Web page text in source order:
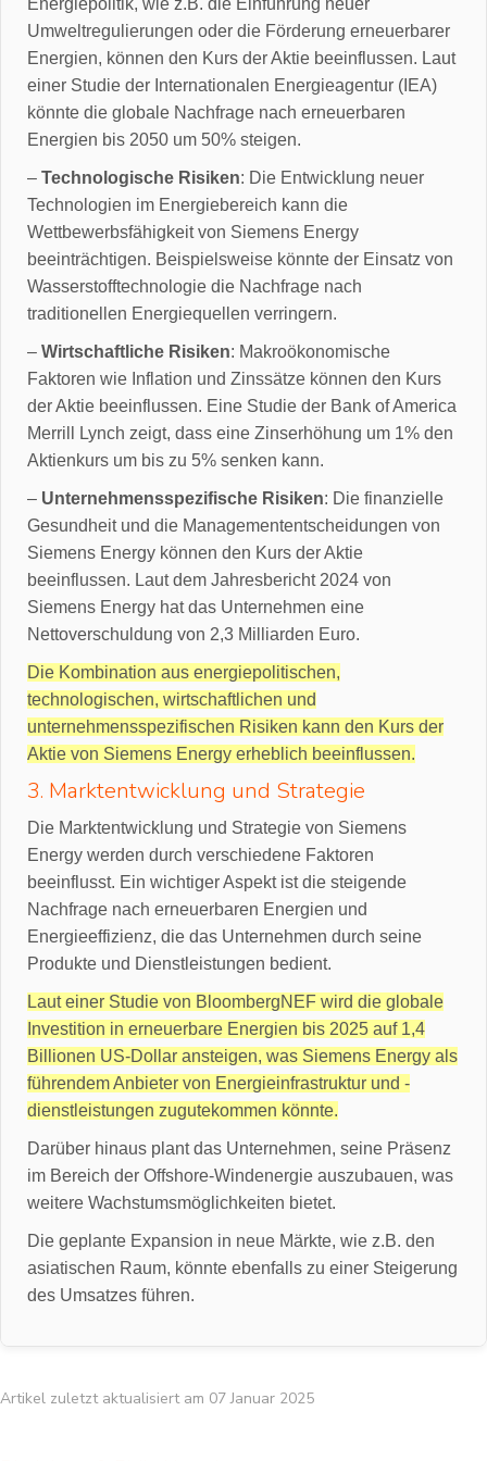
Umweltregulierungen oder die Förderung erneuerbarer
Energien, können den Kurs der Aktie beeinflussen. Laut
einer Studie der Internationalen Energieagentur (IEA)
könnte die globale Nachfrage nach erneuerbaren
Energien bis 2050 um 50% steigen.
– Technologische Risiken: Die Entwicklung neuer
Technologien im Energiebereich kann die
Wettbewerbsfähigkeit von Siemens Energy
beeinträchtigen. Beispielsweise könnte der Einsatz von
Wasserstofftechnologie die Nachfrage nach
traditionellen Energiequellen verringern.
– Wirtschaftliche Risiken: Makroökonomische
Faktoren wie Inflation und Zinssätze können den Kurs
der Aktie beeinflussen. Eine Studie der Bank of America
Merrill Lynch zeigt, dass eine Zinserhöhung um 1% den
Aktienkurs um bis zu 5% senken kann.
– Unternehmensspezifische Risiken: Die finanzielle
Gesundheit und die Managemententscheidungen von
Siemens Energy können den Kurs der Aktie
beeinflussen. Laut dem Jahresbericht 2024 von
Siemens Energy hat das Unternehmen eine
Nettoverschuldung von 2,3 Milliarden Euro.
Die Kombination aus energiepolitischen,
technologischen, wirtschaftlichen und
unternehmensspezifischen Risiken kann den Kurs der
Aktie von Siemens Energy erheblich beeinflussen.
3. Marktentwicklung und Strategie
Die Marktentwicklung und Strategie von Siemens
Energy werden durch verschiedene Faktoren
beeinflusst. Ein wichtiger Aspekt ist die steigende
Nachfrage nach erneuerbaren Energien und
Energieeffizienz, die das Unternehmen durch seine
Produkte und Dienstleistungen bedient.
Laut einer Studie von BloombergNEF wird die globale
Investition in erneuerbare Energien bis 2025 auf 1,4
Billionen US-Dollar ansteigen, was Siemens Energy als
führendem Anbieter von Energieinfrastruktur und -
dienstleistungen zugutekommen könnte.
Darüber hinaus plant das Unternehmen, seine Präsenz
im Bereich der Offshore-Windenergie auszubauen, was
weitere Wachstumsmöglichkeiten bietet.
Die geplante Expansion in neue Märkte, wie z.B. den
asiatischen Raum, könnte ebenfalls zu einer Steigerung
des Umsatzes führen.
Artikel zuletzt aktualisiert am 07 Januar 2025